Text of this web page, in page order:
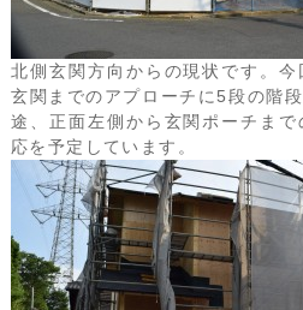
北側玄関方向からの現状です。
玄関までのアプローチに5段の階
途、正面左側から玄関ポーチま
応を予定しています。